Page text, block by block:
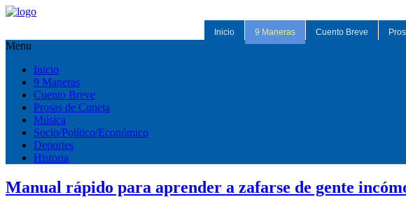
Inicio 9 Maneras Cuento Breve
Menu
Inicio
9 Maneras
Cuento Breve
Prosas de Cuneta
Música
Socio/Político/Económico
Deportes
Historia
Manual rápido para aprender a zafarse de gente